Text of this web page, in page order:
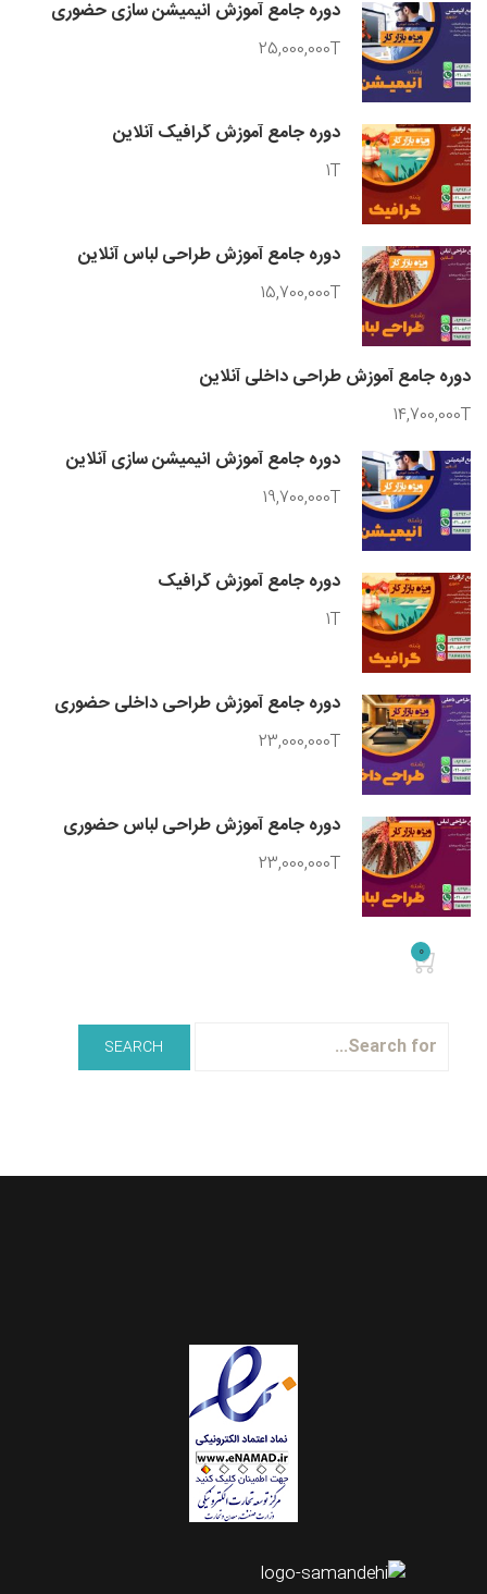
دوره جامع آموزش انیمیشن سازی حضوری
25,000,000T
دوره جامع آموزش گرافیک آنلاین
1T
دوره جامع آموزش طراحی لباس آنلاین
15,700,000T
دوره جامع آموزش طراحی داخلی آنلاین
14,700,000T
دوره جامع آموزش انیمیشن سازی آنلاین
19,700,000T
دوره جامع آموزش گرافیک
1T
دوره جامع آموزش طراحی داخلی حضوری
23,000,000T
دوره جامع آموزش طراحی لباس حضوری
23,000,000T
0